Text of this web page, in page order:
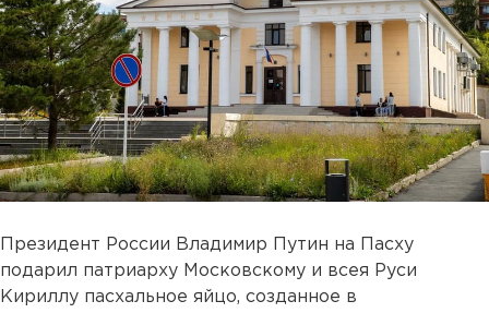
Президент России Владимир Путин на Пасху
подарил патриарху Московскому и всея Руси
Кириллу пасхальное яйцо, созданное в